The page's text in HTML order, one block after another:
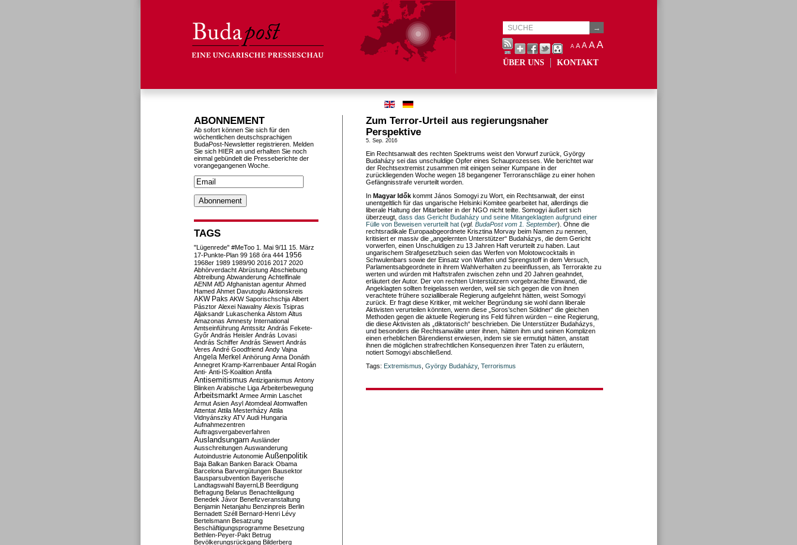
A A A AA
ÜBER UNS KONTAKT
Zum Terror-Urteil aus regierungsnaher
Perspektive
5. Sep. 2016
Ein Rechtsanwalt des rechten Spektrums weist den Vorwurf zurück, György
Budaházy sei das unschuldige Opfer eines Schauprozesses. Wie berichtet war
der Rechtsextremist zusammen mit einigen seiner Kumpane in der
zurückliegenden Woche wegen 18 begangener Terroranschläge zu einer hohen
Gefängnisstrafe verurteilt worden.
In Magyar Idők kommt János Somogyi zu Wort, ein Rechtsanwalt, der einst
unentgeltlich für das ungarische Helsinki Komitee gearbeitet hat, allerdings die
liberale Haltung der Mitarbeiter in der NGO nicht teilte. Somogyi äußert sich
überzeugt, dass das Gericht Budaházy und seine Mitangeklagten aufgrund einer
Fülle von Beweisen verurteilt hat (vgl. BudaPost vom 1. September). Ohne die
rechtsradikale Europaabgeordnete Krisztina Morvay beim Namen zu nennen,
kritisiert er massiv die „angelernten Unterstützer“ Budaházys, die dem Gericht
vorwerfen, einen Unschuldigen zu 13 Jahren Haft verurteilt zu haben. Laut
ungarischem Strafgesetzbuch seien das Werfen von Molotowcocktails in
Schwulenbars sowie der Einsatz von Waffen und Sprengstoff in dem Versuch,
Parlamentsabgeordnete in ihrem Wahlverhalten zu beeinflussen, als Terrorakte zu
werten und würden mit Haftstrafen zwischen zehn und 20 Jahren geahndet,
erläutert der Autor. Der von rechten Unterstützern vorgebrachte Einwand, die
Angeklagten sollten freigelassen werden, weil sie sich gegen die von ihnen
verachtete frühere sozialliberale Regierung aufgelehnt hätten, weist Somogyi
zurück. Er fragt diese Kritiker, mit welcher Begründung sie wohl dann liberale
Aktivisten verurteilen könnten, wenn diese „Soros’schen Söldner“ die gleichen
Methoden gegen die aktuelle Regierung ins Feld führen würden – eine Regierung,
die diese Aktivisten als „diktatorisch“ beschrieben. Die Unterstützer Budaházys,
und besonders die Rechtsanwälte unter ihnen, hätten ihm und seinen Komplizen
einen erheblichen Bärendienst erwiesen, indem sie sie ermutigt hätten, anstatt
ihnen die möglichen strafrechtlichen Konsequenzen ihrer Taten zu erläutern,
notiert Somogyi abschließend.
Tags: Extremismus György Budaházy, Terrorismus
ABONNEMENT
Ab sofort können Sie sich für den
wöchentlichen deutschsprachigen
BudaPost-Newsletter registrieren. Melden
Sie sich HIER an und erhalten Sie noch
einmal gebündelt die Presseberichte der
vorangegangenen Woche.
TAGS
"Lügenrede" #MeToo 1. Mai 9/11 15. März
17-Punkte-Plan 99 168 óra 444 1956
1968er 1989 1989/90 2016 2017 2020
Abhörverdacht Abrüstung Abschiebung
Abtreibung Abwanderung Achtelfinale
AENM AfD Afghanistan agentur Ahmed
Hamed Ahmet Davutoglu Aktionskreis
AKW Paks AKW Saporischschja Albert
Pásztor Alexei Nawalny Alexis Tsipras
Aljaksandr Lukaschenka Alstom Altus
Amazonas Amnesty International
Amtseinführung Amtssitz András Fekete-
Győr András Heisler András Lovasi
András Schiffer András Siewert András
Veres André Goodfriend Andy Vajna
Angela Merkel Anhörung Anna Donáth
Annegret Kramp-Karrenbauer Antal Rogán
Anti- Anti-IS-Koalition Antifa
Antisemitismus Antiziganismus Antony
Blinken Arabische Liga Arbeiterbewegung
Arbeitsmarkt Armee Armin Laschet
Armut Asien Asyl Atomdeal Atomwaffen
Attentat Attila Mesterházy Attila
Vidnyánszky ATV Audi Hungaria
Aufnahmezentren
Auftragsvergabeverfahren
Auslandsungarn Ausländer
Ausschreitungen Auswanderung
Autoindustrie Autonomie Außenpolitik
Baja Balkan Banken Barack Obama
Barcelona Barvergütungen Bausektor
Bausparsubvention Bayerische
Landtagswahl BayernLB Beerdigung
Befragung Belarus Benachteiligung
Benedek Jávor Benefizveranstaltung
Benjamin Netanjahu Benzinpreis Berlin
Bernadett Széll Bernard-Henri Lévy
Bertelsmann Besatzung
Beschäftigungsprogramme Besetzung
Bethlen-Peyer-Pakt Betrug
Bevölkerungsrückgang Bilderberg